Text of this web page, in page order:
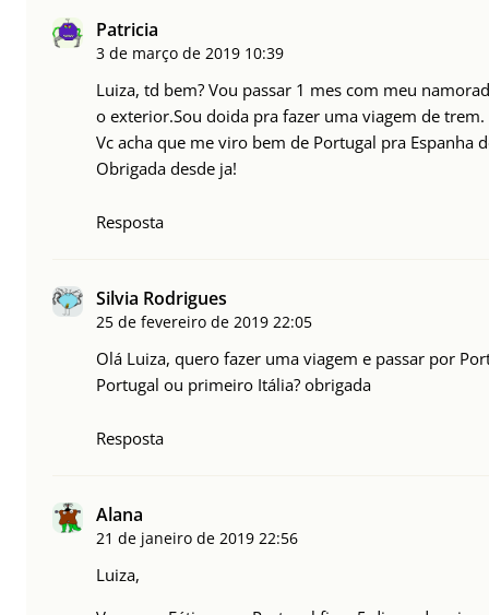
Patricia
3 de março de 2019 10:39
Luiza, td bem? Vou passar 1 mes com meu
o exterior.Sou doida pra fazer uma viagem de trem.
Vc acha que me viro bem de Portugal pra
Obrigada desde ja!
Resposta
Silvia Rodrigues
25 de fevereiro de 2019 22:05
Olá Luiza, quero fazer uma viagem e passar por
Portugal ou primeiro Itália? obrigada
Resposta
Alana
21 de janeiro de 2019 22:56
Luiza,